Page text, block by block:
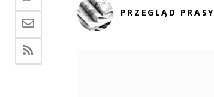
PRZEGLĄD PRASY